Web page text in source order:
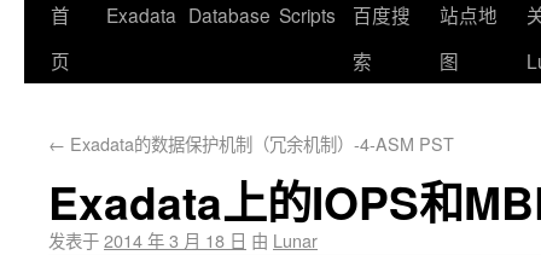
首
页
Exadata Database Scripts
百度搜
索
站点地
图
← Exadata的数据保护机制（冗余机制）-4-ASM PST
Exadata上的IOPS和
发表于2014 年 3 月 18 日 由 Lunar